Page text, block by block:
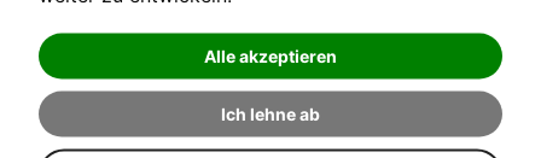
Alle akzeptieren
Ich lehne ab
SORTIERT NACH PRODUKT PREIS -/+